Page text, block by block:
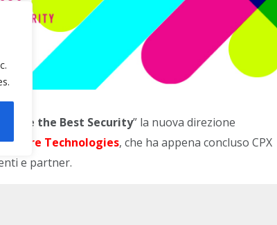
the Best Security” la nuova direzione
Technologies, che ha appena concluso CPX
e partner.